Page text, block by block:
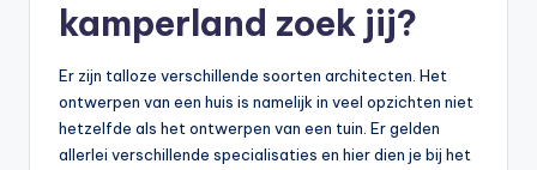
kamperland zoek jij?
Er zijn talloze verschillende soorten architecten. Het
ontwerpen van een huis is namelijk in veel opzichten niet
hetzelfde als het ontwerpen van een tuin. Er gelden
allerlei verschillende specialisaties en hier dien je bij het